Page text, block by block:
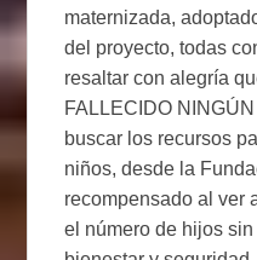
maternizada,
del proyecto, todas
resaltar con alegría
FALLECIDO
buscar los recursos
niños, desde la
recompensado al ver
el número de hijos